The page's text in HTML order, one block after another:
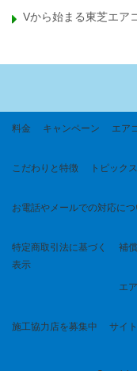
Vから始まる東芝エア
料金 キャンペーン エア
こだわりと特徴 トピックス
お電話やメールでの対応につ
特定商取引法に基づく
表示
補
エ
施工協力店を募集中 サイ